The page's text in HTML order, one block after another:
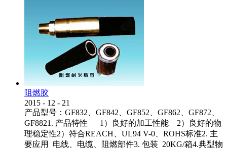
阻燃胶
2015 - 12 - 21
产品型号：GF832、GF842、GF852、GF862、GF872、
GF8821. 产品特性 1）良好的加工性能 2）良好的物
理稳定性2）符合REACH、UL94 V-0、ROHS标准2. 主
要应用 电线、电缆、阻燃部件3. 包装 20KG/箱4.典型物